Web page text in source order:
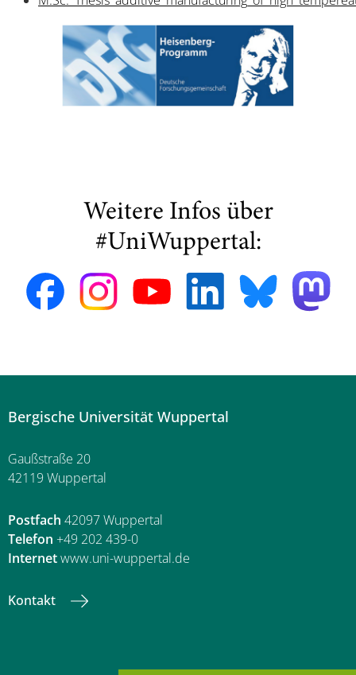
Weitere Infos über
#UniWuppertal:
Bergische Universität Wuppertal
Gaußstraße 20
42119 Wuppertal
Postfach 42097 Wuppertal
Telefon +49 202 439-0
Internetwww.uni-wuppertal.de
Kontakt